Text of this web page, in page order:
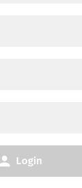
Login